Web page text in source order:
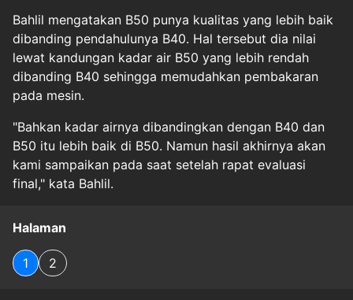
Bahlil mengatakan B50 punya kualitas yang lebih baik
dibanding pendahulunya B40. Hal tersebut dia nilai
lewat kandungan kadar air B50 yang lebih rendah
dibanding B40 sehingga memudahkan pembakaran
pada mesin.
"Bahkan kadar airnya dibandingkan dengan B40 dan
B50 itu lebih baik di B50. Namun hasil akhirnya akan
kami sampaikan pada saat setelah rapat evaluasi
final," kata Bahlil.
Halaman
1 2